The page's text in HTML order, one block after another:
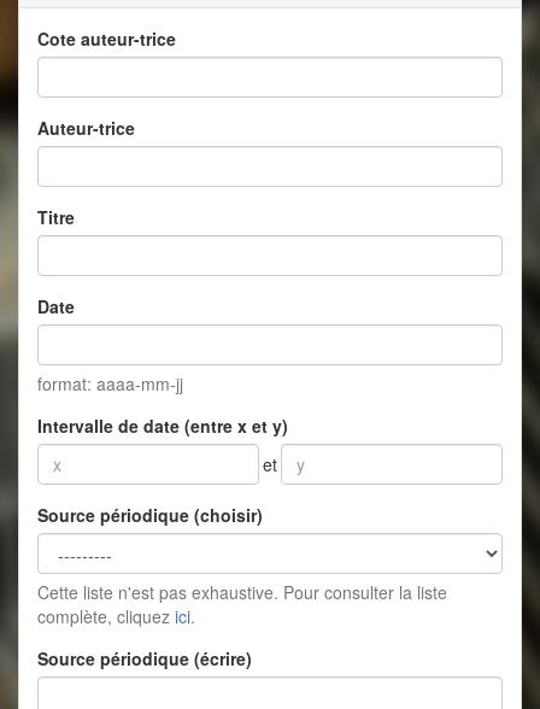
Cote auteur-trice
Auteur-trice
Titre
Date
format: aaaa-mm-jj
Intervalle de date (entre x et y)
et
Source périodique (choisir)
Cette liste n'est pas exhaustive. Pour consulter la liste
complète, cliquez ici.
Source périodique (écrire)